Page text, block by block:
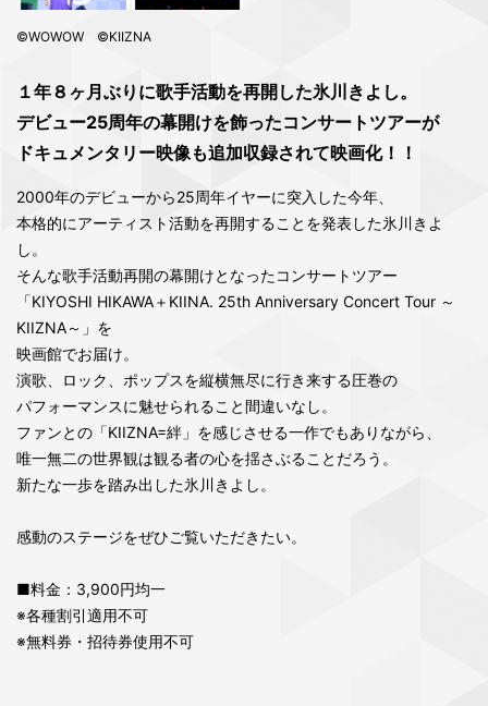
©WOWOW ©KIIZNA
１年８ヶ月ぶりに歌手活動を再開した氷川きよし。
デビュー25周年の幕開けを飾ったコンサートツアーが
ドキュメンタリー映像も追加収録されて映画化！！
2000年のデビューから25周年イヤーに突入した今年、
本格的にアーティスト活動を再開することを発表した氷川きよ
し。
そんな歌手活動再開の幕開けとなったコンサートツアー
「KIYOSHI HIKAWA＋KIINA. 25th Anniversary Concert Tour ～
KIIZNA～」を
映画館でお届け。
演歌、ロック、ポップスを縦横無尽に行き来する圧巻の
パフォーマンスに魅せられること間違いなし。
ファンとの「KIIZNA=絆」を感じさせる一作でもありながら、
唯一無二の世界観は観る者の心を揺さぶることだろう。
新たな一歩を踏み出した氷川きよし。
感動のステージをぜひご覧いただきたい。
■料金：3,900円均一
※各種割引適用不可
※無料券・招待券使用不可